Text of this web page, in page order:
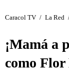
Caracol TV / La Red
¡Mamá a
como